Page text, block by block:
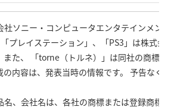
ソニー・コンピュータエンタテインメン
プレイステーション」、「PS3」は株式
また、 「torne（トルネ）」は同社の商標で
の内容は、発表当時の情報です。 予告なく
名、会社名は、各社の商標または登録商標